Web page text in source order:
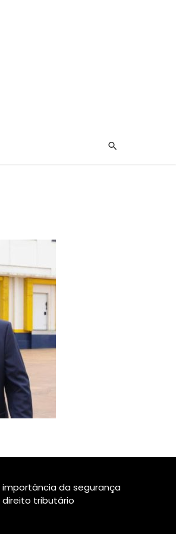
importância da segurança
direito tributário